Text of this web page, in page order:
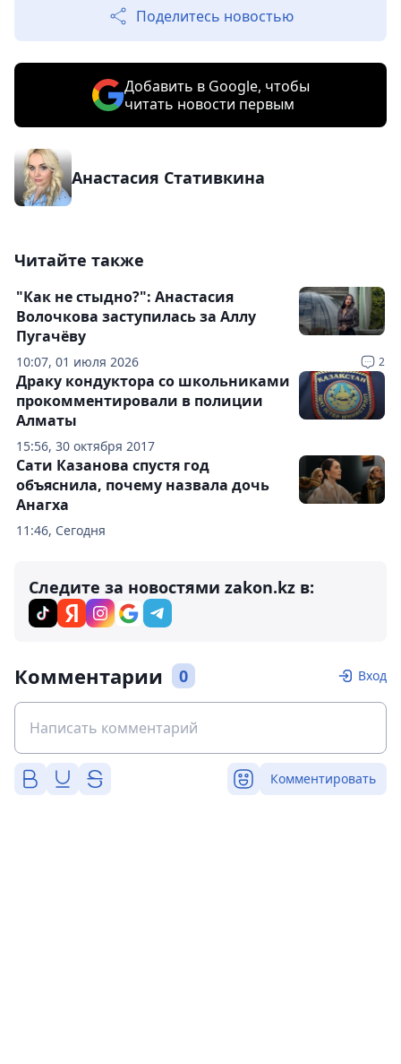
Поделитесь новостью
Добавить в Google, чтобы
читать новости первым
Анастасия Стативкина
Читайте также
10:07, 01 июля 2026 2
"Как не стыдно?": Анастасия
Волочкова заступилась за Аллу
Пугачёву
15:56, 30 октября 2017
Драку кондуктора со школьниками
прокомментировали в полиции
Алматы
11:46, Сегодня
Сати Казанова спустя год
объяснила, почему назвала дочь
Анагха
Следите за новостями zakon.kz в:
Комментарии 0 Вход
Комментировать